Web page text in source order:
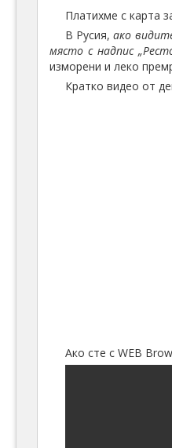
Платихме с карта
В Русия,ако
място с надпис
изморени и леко
Кратко видео от
Ако сте с WEB